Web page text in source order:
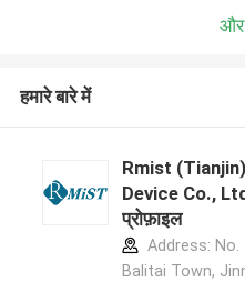
और
हमारे बारे में
Rmist
Device Co., Ltd.
प्रोफ़ाइल
Address: No.
Balitai Town,